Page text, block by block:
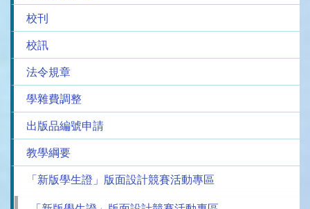
校刊
校訊
法令規章
學雜費調整
出版品編號申請
教學綱要
「新版學生證」版面設計競賽活動專區